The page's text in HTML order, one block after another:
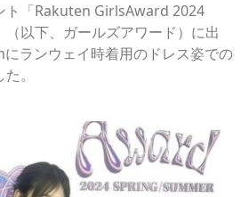
ト「Rakuten GirlsAward 2024
（以下、ガールズアワード）に出
ランウェイ時着用のドレス姿での
。